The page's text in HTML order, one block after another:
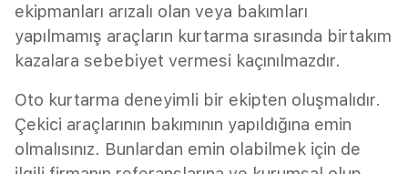
ekipmanları arızalı olan veya bakımları
yapılmamış araçların kurtarma sırasında birtakım
kazalara sebebiyet vermesi kaçınılmazdır.
Oto kurtarma deneyimli bir ekipten oluşmalıdır.
Çekici araçlarının bakımının yapıldığına emin
olmalısınız. Bunlardan emin olabilmek için de